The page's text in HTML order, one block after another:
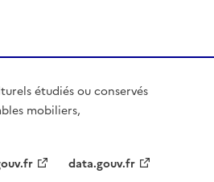
étudiés ou conservés
mobiliers,
data.gouv.fr